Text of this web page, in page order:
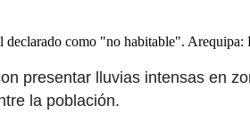
como "no habitable". Arequipa:
presentar lluvias intensas en
la población.